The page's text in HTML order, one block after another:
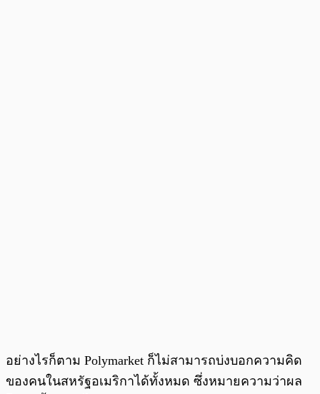
อย่างไรก็ตาม Polymarket ก็ไม่สามารถบ่งบอกความคิด
ของคนในสหรัฐอเมริกาได้ทั้งหมด ซึ่งหมายความว่าผล